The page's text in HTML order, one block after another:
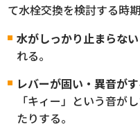
て水栓交換を検討する時期
水がしっかり止まらない
れる。
レバーが固い・異音がす
「キィー」という音が
たりする。